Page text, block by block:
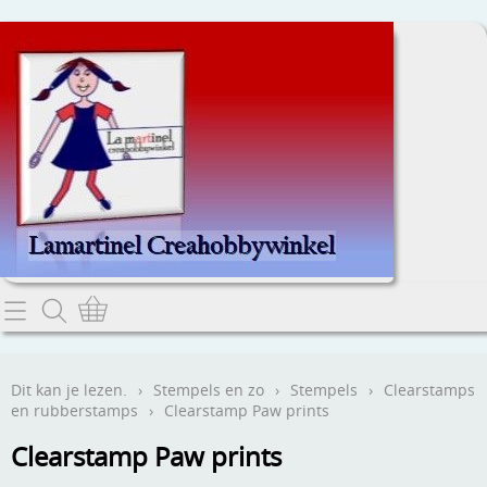
Home
Contact
Webwinkel
Dit kan je lezen. › Stempels en zo › Stempels › Clearstamps
en rubberstamps
› Clearstamp Paw prints
Clearstamp Paw prints